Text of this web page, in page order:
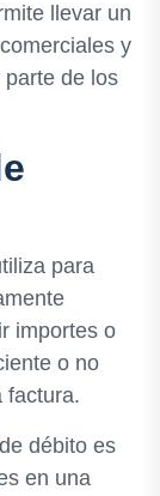
llevar un
y
de los
para
importes o
o no
factura.
débito es
en una